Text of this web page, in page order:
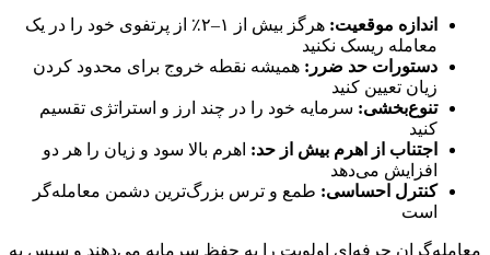
اندازه موقعیت:
هرگز بیش از ۱–۲٪ از پرتفوی خود را در یک
معامله ریسک نکنید
دستورات حد ضرر: همیشه نقطه خروج برای محدود کردن
زیان تعیین کنید
تنوع‌بخشی: سرمایه خود را در چند ارز و استراتژی تقسیم
کنید
اجتناب از اهرم بیش از حد: اهرم بالا سود و زیان را هر دو
افزایش می‌دهد
کنترل احساسی: طمع و ترس بزرگ‌ترین دشمن معامله‌گر
است
معامله‌گران حرفه‌ای اولویت را به حفظ سرمایه می‌دهند و سپس به